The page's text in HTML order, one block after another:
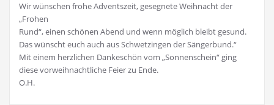
Wir wünschen frohe Adventszeit, gesegnete Weihnacht der
„Frohen
Rund“, einen schönen Abend und wenn möglich bleibt gesund.
Das wünscht euch auch aus Schwetzingen der Sängerbund.“
Mit einem herzlichen Dankeschön vom „Sonnenschein“ ging
diese vorweihnachtliche Feier zu Ende.
O.H.